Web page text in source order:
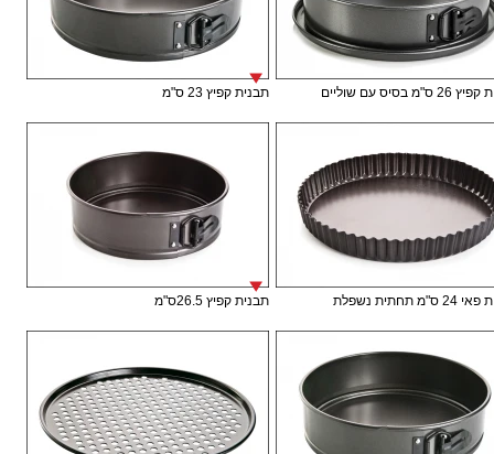
בסיס עם שוליים תבנית קפיץ 23 ס"מ
תחתית נשפלת תבנית קפיץ 26.5ס"מ